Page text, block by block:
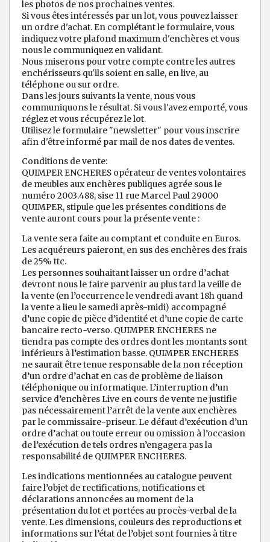
les photos de nos prochaines ventes.
Si vous êtes intéressés par un lot, vous pouvez laisser
un ordre d'achat. En complétant le formulaire, vous
indiquez votre plafond maximum d'enchères et vous
nous le communiquez en validant.
Nous miserons pour votre compte contre les autres
enchérisseurs qu'ils soient en salle, en live, au
téléphone ou sur ordre.
Dans les jours suivants la vente, nous vous
communiquons le résultat. Si vous l'avez emporté, vous
réglez et vous récupérez le lot.
Utilisez le formulaire "newsletter" pour vous inscrire
afin d'être informé par mail de nos dates de ventes.
Conditions de vente:
QUIMPER ENCHERES opérateur de ventes volontaires
de meubles aux enchères publiques agrée sous le
numéro 2003.488, sise 11 rue Marcel Paul 29000
QUIMPER, stipule que les présentes conditions de
vente auront cours pour la présente vente :
La vente sera faite au comptant et conduite en Euros.
Les acquéreurs paieront, en sus des enchères des frais
de 25% ttc.
Les personnes souhaitant laisser un ordre d’achat
devront nous le faire parvenir au plus tard la veille de
la vente (en l’occurrence le vendredi avant 18h quand
la vente a lieu le samedi après-midi) accompagné
d’une copie de pièce d’identité et d’une copie de carte
bancaire recto-verso. QUIMPER ENCHERES ne
tiendra pas compte des ordres dont les montants sont
inférieurs à l’estimation basse. QUIMPER ENCHERES
ne saurait être tenue responsable de la non réception
d’un ordre d’achat en cas de problème de liaison
téléphonique ou informatique. L’interruption d’un
service d’enchères Live en cours de vente ne justifie
pas nécessairement l’arrêt de la vente aux enchères
par le commissaire-priseur. Le défaut d’exécution d’un
ordre d’achat ou toute erreur ou omission à l’occasion
de l’exécution de tels ordres n’engagera pas la
responsabilité de QUIMPER ENCHERES.
Les indications mentionnées au catalogue peuvent
faire l’objet de rectifications, notifications et
déclarations annoncées au moment de la
présentation du lot et portées au procès-verbal de la
vente. Les dimensions, couleurs des reproductions et
informations sur l’état de l’objet sont fournies à titre